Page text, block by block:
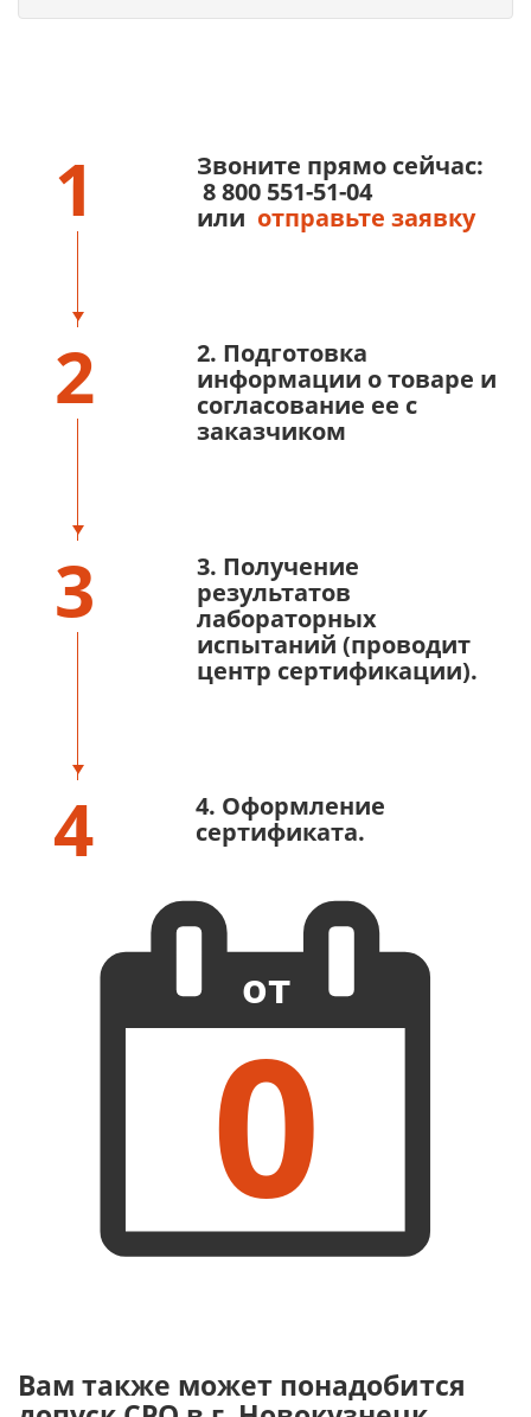
1
Звоните прямо сейчас:
8 800 551-51-04
или отправьте заявку
2
2. Подготовка
информации о товаре и
согласование ее с
заказчиком
3
3. Получение
результатов
лабораторных
испытаний (проводит
центр сертификации).
4
4. Оформление
сертификата.
от
0
Вам также может понадобится